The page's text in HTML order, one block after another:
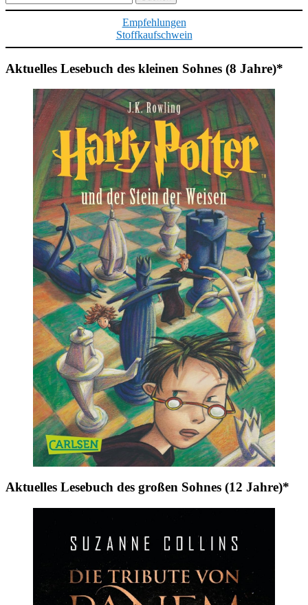
nach:
Empfehlungen
Stoffkaufschwein
Aktuelles Lesebuch des kleinen Sohnes (8 Jahre)*
Aktuelles Lesebuch des großen Sohnes (12 Jahre)*